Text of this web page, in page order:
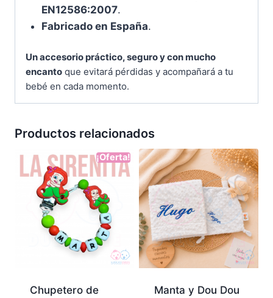
EN12586:2007.
Fabricado en España.
Un accesorio práctico, seguro y con mucho
encanto que evitará pérdidas y acompañará a tu
bebé en cada momento.
Productos relacionados
¡Oferta!
Chupetero de
Manta y Dou Dou